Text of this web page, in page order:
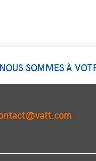
SOMMES À